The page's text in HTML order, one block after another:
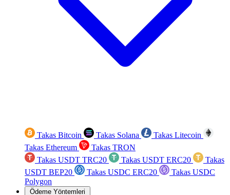
Takas Bitcoin Takas Solana
Takas Litecoin
Takas Ethereum
Takas TRON
Takas USDT TRC20
Takas USDT ERC20
Takas
USDT BEP20
Takas USDC ERC20
Takas USDC
Polygon
Ödeme Yöntemleri